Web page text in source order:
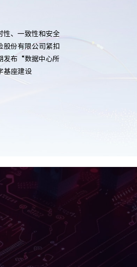
性、一致性和安全
股份有限公司紧扣
发布“数据中心所
基座建设